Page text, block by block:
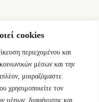
cookies
περιεχομένου και
μέσων και την
μοιραζόμαστε
χρησιμοποιείτε τον
μέσων, διαφήμισης και
Ελλάδα.